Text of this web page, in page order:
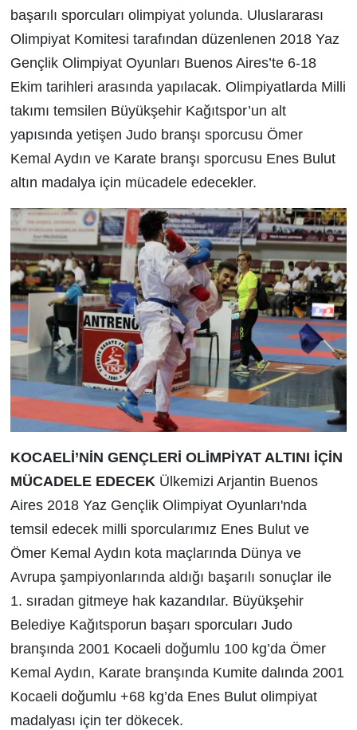
başarılı sporcuları olimpiyat yolunda. Uluslararası
Olimpiyat Komitesi tarafından düzenlenen 2018 Yaz
Gençlik Olimpiyat Oyunları Buenos Aires’te 6-18
Ekim tarihleri arasında yapılacak. Olimpiyatlarda Milli
takımı temsilen Büyükşehir Kağıtspor’un alt
yapısında yetişen Judo branşı sporcusu Ömer
Kemal Aydın ve Karate branşı sporcusu Enes Bulut
altın madalya için mücadele edecekler.
KOCAELİ’NİN GENÇLERİ OLİMPİYAT ALTINI İÇİN
MÜCADELE EDECEK Ülkemizi Arjantin Buenos
Aires 2018 Yaz Gençlik Olimpiyat Oyunları'nda
temsil edecek milli sporcularımız Enes Bulut ve
Ömer Kemal Aydın kota maçlarında Dünya ve
Avrupa şampiyonlarında aldığı başarılı sonuçlar ile
1. sıradan gitmeye hak kazandılar. Büyükşehir
Belediye Kağıtsporun başarı sporcuları Judo
branşında 2001 Kocaeli doğumlu 100 kg’da Ömer
Kemal Aydın, Karate branşında Kumite dalında 2001
Kocaeli doğumlu +68 kg’da Enes Bulut olimpiyat
madalyası için ter dökecek.